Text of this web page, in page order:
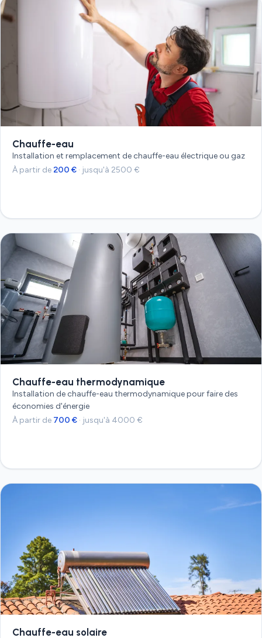
Chauffe-eau
Installation et remplacement de chauffe-eau électrique ou gaz
À partir de200 € · jusqu'à 2500 €
Chauffe-eau thermodynamique
Installation de chauffe-eau thermodynamique pour faire des
économies d'énergie
À partir de 700 € · jusqu'à 4000 €
Chauffe-eau solaire